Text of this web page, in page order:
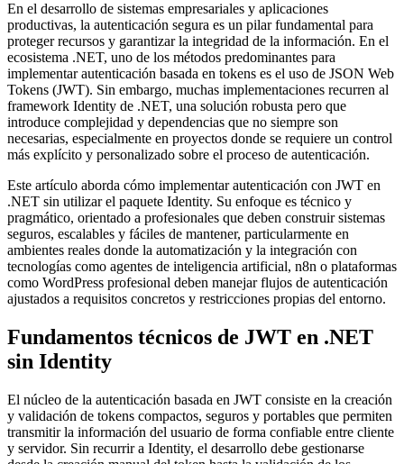
En el desarrollo de sistemas empresariales y aplicaciones
productivas, la autenticación segura es un pilar fundamental para
proteger recursos y garantizar la integridad de la información. En el
ecosistema .NET, uno de los métodos predominantes para
implementar autenticación basada en tokens es el uso de JSON Web
Tokens (JWT). Sin embargo, muchas implementaciones recurren al
framework Identity de .NET, una solución robusta pero que
introduce complejidad y dependencias que no siempre son
necesarias, especialmente en proyectos donde se requiere un control
más explícito y personalizado sobre el proceso de autenticación.
Este artículo aborda cómo implementar autenticación con JWT en
.NET sin utilizar el paquete Identity. Su enfoque es técnico y
pragmático, orientado a profesionales que deben construir sistemas
seguros, escalables y fáciles de mantener, particularmente en
ambientes reales donde la automatización y la integración con
tecnologías como agentes de inteligencia artificial, n8n o plataformas
como WordPress profesional deben manejar flujos de autenticación
ajustados a requisitos concretos y restricciones propias del entorno.
Fundamentos técnicos de JWT en .NET
sin Identity
El núcleo de la autenticación basada en JWT consiste en la creación
y validación de tokens compactos, seguros y portables que permiten
transmitir la información del usuario de forma confiable entre cliente
y servidor. Sin recurrir a Identity, el desarrollo debe gestionarse